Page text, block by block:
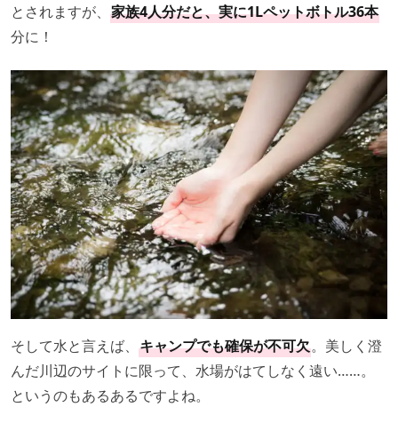
とされますが、 家族4人分だと、実に1Lペットボトル36本
分に！
そして水と言えば、 キャンプでも確保が不可欠。美しく澄
んだ川辺のサイトに限って、水場がはてしなく遠い……。
というのもあるあるですよね。